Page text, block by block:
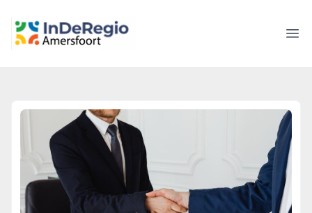
inderegioamersfoort.nl